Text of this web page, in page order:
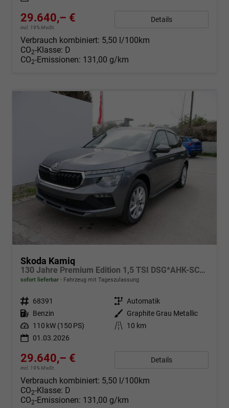
29.640,– €
incl. 19% MwSt.
Details
Verbrauch kombiniert: 5,50 l/100km
CO2-Klasse: D
CO2-Emissionen: 131,00 g/km
Skoda Kamiq
130 Jahre Premium Edition 1,5 TSI DSG*AHK-SCHWENKBAR*PDC*LED*KAMERA*SHZ*TEMPOMAT
sofort lieferbar Fahrzeug mit Tageszulassung
Fahrzeugnr. 68391 Getriebe Automatik
Kraftstoff Benzin Außenfarbe
Graphite Grau Metallic
Leistung 110 kW (150 PS) Kilometerstand
10 km
01.03.2026
29.640,– €
incl. 19% MwSt.
Details
Verbrauch kombiniert: 5,50 l/100km
CO2-Klasse: D
CO2-Emissionen: 131,00 g/km